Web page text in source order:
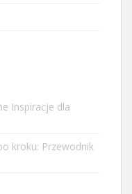
Inspiracje dla
kroku: Przewodnik